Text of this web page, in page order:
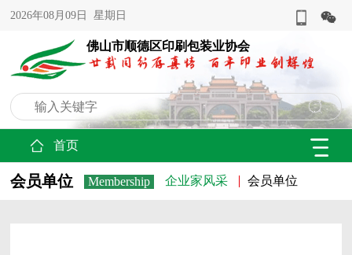
2026年08月09日 星期日
佛山市顺德区印刷包装业协会
首页
会员单位 Membership 企业家风采 会员单位